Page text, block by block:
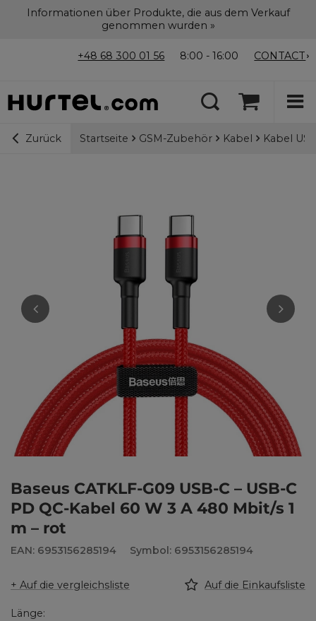
Informationen über Produkte, die aus dem Verkauf
genommen wurden »
+48 68 300 01 56 8:00 - 16:00 CONTACT
Zurück Startseite GSM-Zubehör Kabel Kabel
Baseus CATKLF-G09 USB-C – USB-C
PD QC-Kabel 60 W 3 A 480 Mbit/s 1
m – rot
EAN: 6953156285194 Symbol: 6953156285194
+ Auf die vergleichsliste Auf die Einkaufsliste
Länge